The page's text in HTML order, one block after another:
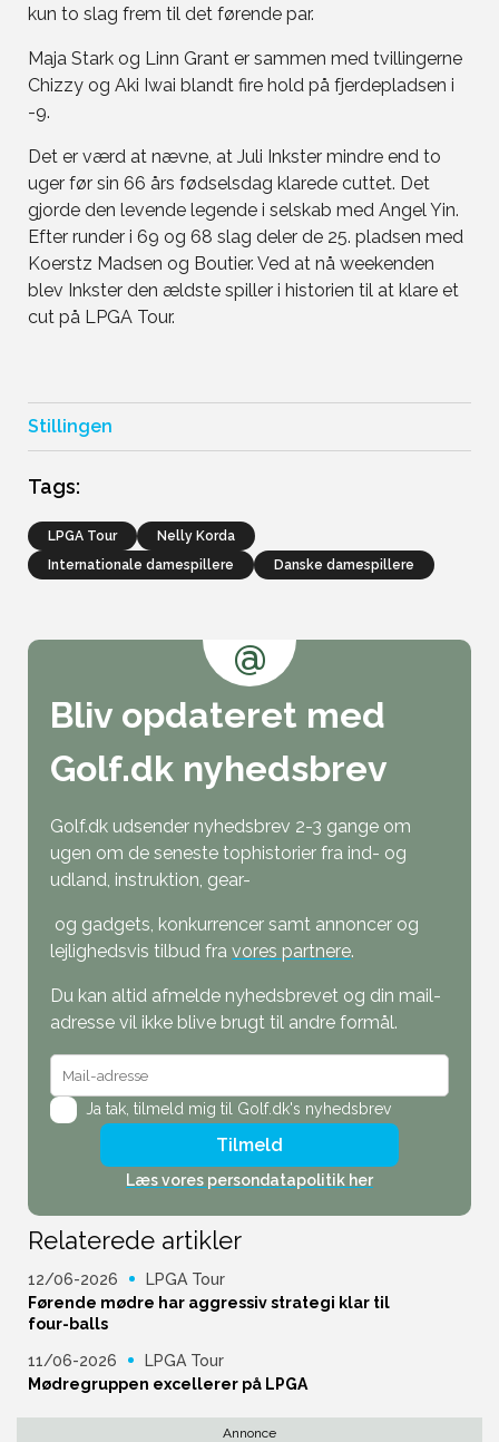
kun to slag frem til det førende par.
Maja Stark og Linn Grant er sammen med tvillingerne
Chizzy og Aki Iwai blandt fire hold på fjerdepladsen i
-9.
Det er værd at nævne, at Juli Inkster mindre end to
uger før sin 66 års fødselsdag klarede cuttet. Det
gjorde den levende legende i selskab med Angel Yin.
Efter runder i 69 og 68 slag deler de 25. pladsen med
Koerstz Madsen og Boutier. Ved at nå weekenden
blev Inkster den ældste spiller i historien til at klare et
cut på LPGA Tour.
Stillingen
Tags:
LPGA Tour
Nelly Korda
Internationale damespillere
Danske damespillere
@
Bliv opdateret med
Golf.dk nyhedsbrev
Golf.dk udsender nyhedsbrev 2-3 gange om
ugen om de seneste tophistorier fra ind- og
udland, instruktion, gear-
og gadgets, konkurrencer samt annoncer og
lejlighedsvis tilbud fra vores partnere.
Du kan altid afmelde nyhedsbrevet og din mail-
adresse vil ikke blive brugt til andre formål.
Ja tak, tilmeld mig til Golf.dk's nyhedsbrev
Tilmeld
Læs vores persondatapolitik her
Relaterede artikler
12/06-2026
LPGA Tour
Førende mødre har aggressiv strategi klar til
four-balls
11/06-2026
LPGA Tour
Mødregruppen excellerer på LPGA
Annonce